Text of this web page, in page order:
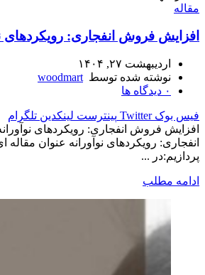
مقاله
افزایش فروش انفجاری: رویکردهای
اردیبهشت ۲۷, ۱۴۰۴
نوشته شده توسط woodmart
۰ دیدگاه ها
فیس بوک Twitter پینترست لینکدین تلگرام
افزایش فروش انفجاری: رویکردهای
انفجاری: رویکردهای نوآورانه عنوان
پردازیم:در ...
ادامه مطلب